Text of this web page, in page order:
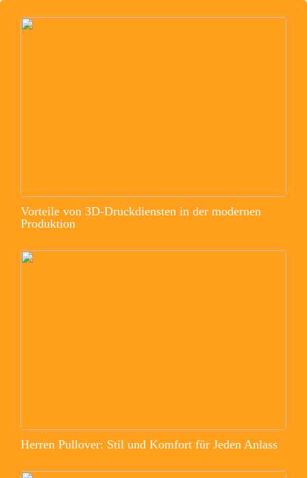
Vorteile von 3D-Druckdiensten in der modernen
Produktion
Herren Pullover: Stil und Komfort für Jeden Anlass